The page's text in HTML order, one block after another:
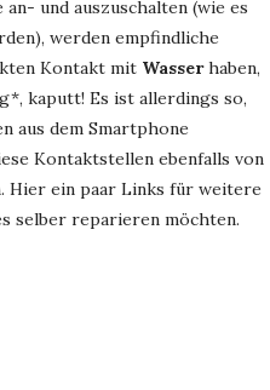
und auszuschalten (wie es
werden empfindliche
Kontakt mit Wasserhaben,
kaputt! Es ist allerdings so,
aus dem Smartphone
Kontaktstellen ebenfalls von
Hier ein paar Links für weitere
selber reparieren möchten.